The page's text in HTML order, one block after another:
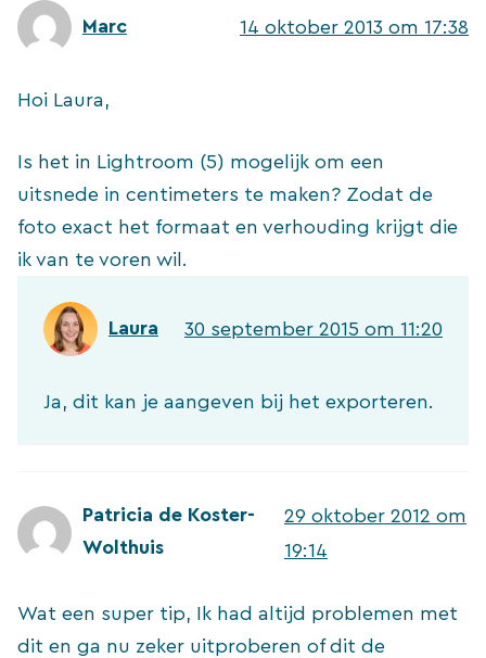
Marc 14 oktober 2013 om 17:38
Hoi Laura,
Is het in Lightroom (5) mogelijk om een
uitsnede in centimeters te maken? Zodat de
foto exact het formaat en verhouding krijgt die
ik van te voren wil.
Laura 30 september 2015 om 11:20
Ja, dit kan je aangeven bij het exporteren.
Patricia de Koster-
Wolthuis
29 oktober 2012 om
19:14
Wat een super tip, Ik had altijd problemen met
dit en ga nu zeker uitproberen of dit de